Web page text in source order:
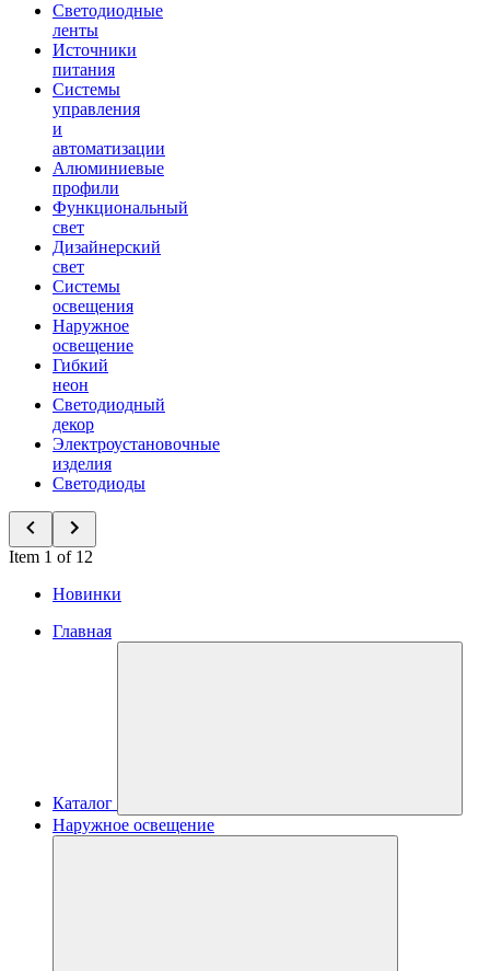
Светодиодные
ленты
Источники
питания
Системы
управления
и
автоматизации
Алюминиевые
профили
Функциональный
свет
Дизайнерский
свет
Системы
освещения
Наружное
освещение
Гибкий
неон
Светодиодный
декор
Электроустановочные
изделия
Светодиоды
Item 1 of 12
Новинки
Главная
Каталог
Наружное освещение